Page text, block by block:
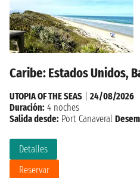
Caribe: Estados Unidos,
Detalles
Reservar
UTOPIA OF THE SEAS
24/08/2026
Duración: 4 noches
Salida desde: Port Canaveral